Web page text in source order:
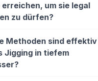
erreichen, um sie legal
zu dürfen?
Methoden sind effektiv
Jigging in tiefem